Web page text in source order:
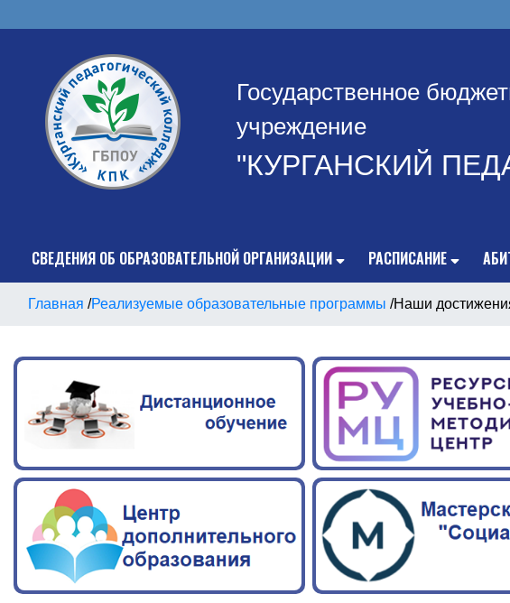
Государственное
учреждение
"КУРГАНСКИЙ
СВЕДЕНИЯ ОБ ОБРАЗОВАТЕЛЬНОЙ ОРГАНИЗАЦИИ РАСПИСАНИЕ
Главная /Реализуемые образовательные программы /Наши